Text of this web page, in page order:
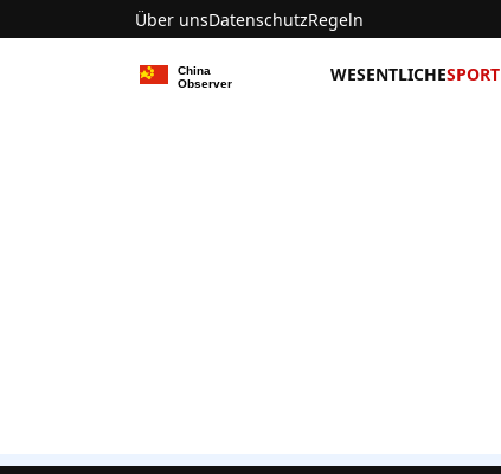
Über unsDatenschutzRegeln
WESENTLICHESPORT